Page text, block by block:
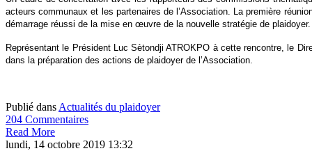
acteurs communaux et les partenaires de l’Association. La première
démarrage réussi de la mise en œuvre de la nouvelle stratégie de plaidoyer.
Représentant le Président Luc Sètondji ATROKPO à cette rencontre, le
dans la préparation des actions de plaidoyer de l’Association.
Publié dans Actualités du plaidoyer
204 Commentaires
Read More
lundi, 14 octobre 2019 13:32